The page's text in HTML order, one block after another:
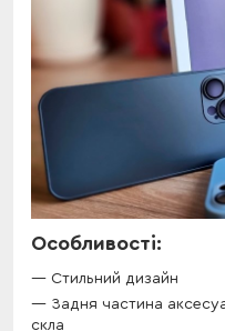
Особливості:
Стильний дизайн
Задня частина
скла